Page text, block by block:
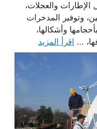
الإطارات والعجلات،
وتوفير المدخرات
وأشكالها،
... اقرأ المزيد